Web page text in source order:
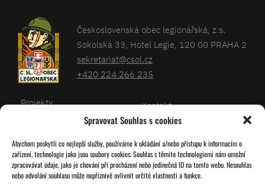
Spravovat Souhlas s cookies
Abychom poskytli co nejlepší služby, používáme k ukládání a/nebo přístupu k informacím o
zařízení, technologie jako jsou soubory cookies. Souhlas s těmito technologiemi nám umožní
zpracovávat údaje, jako je chování při procházení nebo jedinečná ID na tomto webu. Nesouhlas
nebo odvolání souhlasu může nepříznivě ovlivnit určité vlastnosti a funkce.
Československá obec legionářská, z.s.
Sokolská 33, Hotel Legie, 120 00 PRAHA 2
sekretariat@csol.cz
+420 224 266 235
Projekty
Kalendář
O nás
Kontakt
Databáze legionářů
Pro členy
Zásady cookies